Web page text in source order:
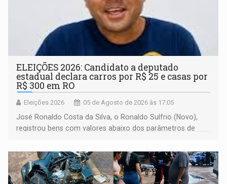
ELEIÇÕES 2026: Candidato a deputado
estadual declara carros por R$ 25 e casas por
R$ 300 em RO
Eleições 2026 05 de Agosto de 2026 às 17:05
José Ronaldo Costa da Silva, o Ronaldo Sulfrio (Novo),
registrou bens com valores abaixo dos parâmetros de
milhões